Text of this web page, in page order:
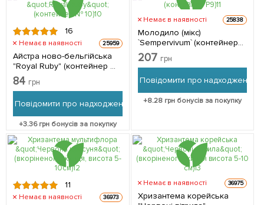
16
Немає в наявності 25959
Айстра ново-бельгійська
"Royal Ruby" (контейнер №
84 грн
Повідомити про надходження
+3.36грн бонусів за покупку
Немає в наявності 25838
Молодило (мікс)
`Sempervivum` (контейнер
Р9) 1 саджанець в упаковці
207 грн
Повідомити про надходження
+8.28грн бонусів за покупку
11
Немає в наявності 36973
Немає в наявності 36975
Хризантема корейська